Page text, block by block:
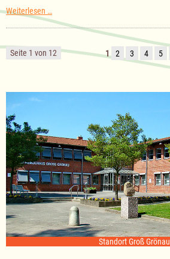
Weiterlesen …Sitzung
des
Ausschuss
Kultur
am
Seite 1 von 12 1 2 3 4 5
Standort Groß Grönau